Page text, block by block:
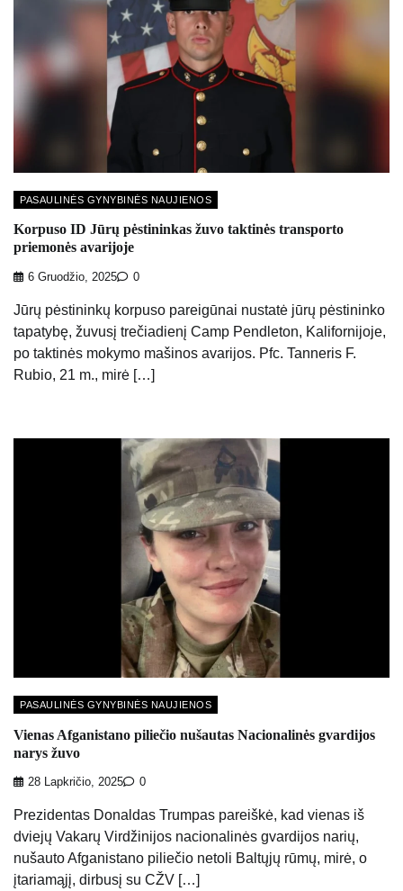
PASAULINĖS GYNYBINĖS NAUJIENOS
Korpuso ID Jūrų pėstininkas žuvo taktinės transporto
priemonės avarijoje
6 Gruodžio, 2025 0
Jūrų pėstininkų korpuso pareigūnai nustatė jūrų pėstininko
tapatybę, žuvusį trečiadienį Camp Pendleton, Kalifornijoje,
po taktinės mokymo mašinos avarijos. Pfc. Tanneris F.
Rubio, 21 m., mirė […]
PASAULINĖS GYNYBINĖS NAUJIENOS
Vienas Afganistano piliečio nušautas Nacionalinės gvardijos
narys žuvo
28 Lapkričio, 2025 0
Prezidentas Donaldas Trumpas pareiškė, kad vienas iš
dviejų Vakarų Virdžinijos nacionalinės gvardijos narių,
nušauto Afganistano piliečio netoli Baltųjų rūmų, mirė, o
įtariamąjį, dirbusį su CŽV […]